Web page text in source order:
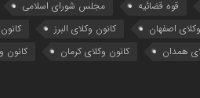
قوه قضائیه مجلس شورای اسلامی
اصفهان کانون وکلای البرز
همدان کانون وکلای کرمان کانون